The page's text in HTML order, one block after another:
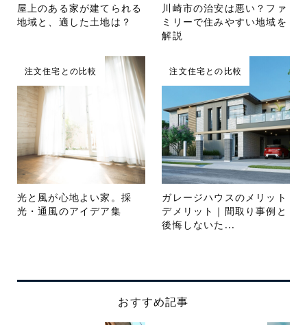
屋上のある家が建てられる
地域と、適した土地は？
川崎市の治安は悪い？ファ
ミリーで住みやすい地域を
解説
注文住宅との比較
光と風が心地よい家。採
光・通風のアイデア集
注文住宅との比較
ガレージハウスのメリット
デメリット｜間取り事例と
後悔しないた...
おすすめ記事